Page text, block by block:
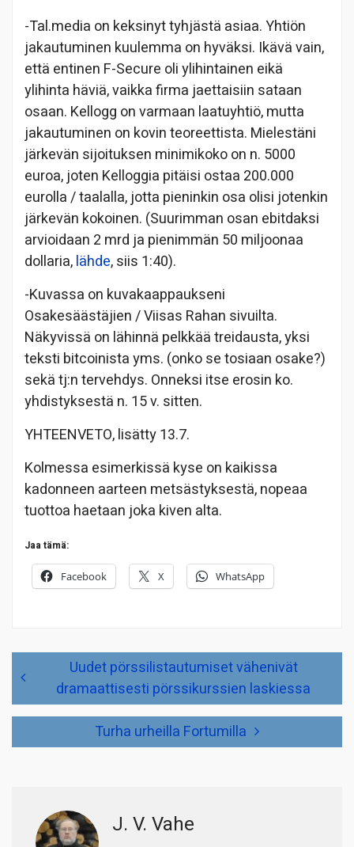
-Tal.media on keksinyt tyhjästä asiaa. Yhtiön
jakautuminen kuulemma on hyväksi. Ikävä vain,
että entinen F-Secure oli ylihintainen eikä
ylihinta häviä, vaikka firma jaettaisiin sataan
osaan. Kellogg on varmaan laatuyhtiö, mutta
jakautuminen on kovin teoreettista. Mielestäni
järkevän sijoituksen minimikoko on n. 5000
euroa, joten Kelloggia pitäisi ostaa 200.000
eurolla / taalalla, jotta pieninkin osa olisi jotenkin
järkevän kokoinen. (Suurimman osan ebitdaksi
arvioidaan 2 mrd ja pienimmän 50 miljoonaa
dollaria,lähde, siis 1:40).
-Kuvassa on kuvakaappaukseni
Osakesäästäjien / Viisas Rahan sivuilta.
Näkyvissä on lähinnä pelkkää treidausta, yksi
teksti bitcoinista yms. (onko se tosiaan osake?)
sekä tj:n tervehdys. Onneksi itse erosin ko.
yhdistyksestä n. 15 v. sitten.
YHTEENVETO, lisätty 13.7.
Kolmessa esimerkissä kyse on kaikissa
kadonneen aarteen metsästyksestä, nopeaa
tuottoa haetaan joka kiven alta.
Jaa tämä:
Facebook X WhatsApp
selaus
Uudet pörssilistautumiset vähenivät
dramaattisesti pörssikurssien laskiessa
Turha urheilla Fortumilla
J. V. Vahe